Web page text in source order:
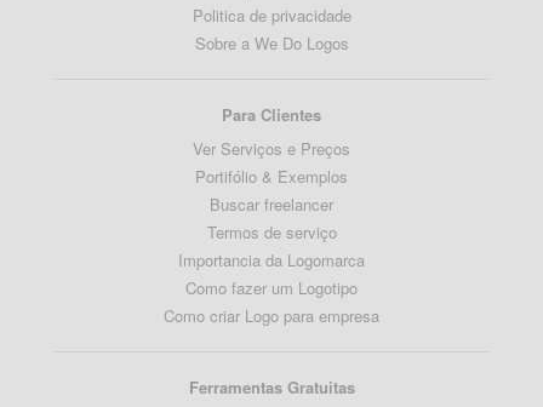
Politica de privacidade
Sobre a We Do Logos
Para Clientes
Ver Serviços e Preços
Portifólio & Exemplos
Buscar freelancer
Termos de serviço
Importancia da Logomarca
Como fazer um Logotipo
Como criar Logo para empresa
Ferramentas Gratuitas